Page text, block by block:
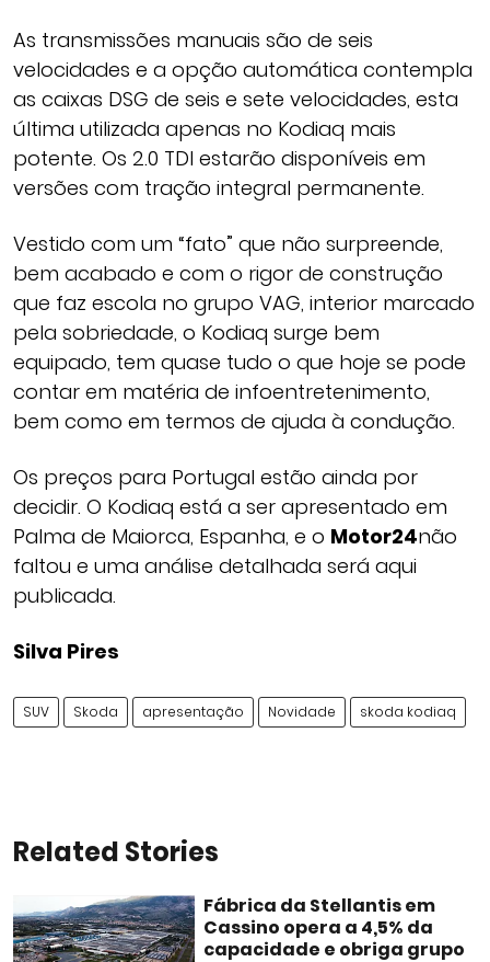
As transmissões manuais são de seis
velocidades e a opção automática contempla
as caixas DSG de seis e sete velocidades, esta
última utilizada apenas no Kodiaq mais
potente. Os 2.0 TDI estarão disponíveis em
versões com tração integral permanente.
Vestido com um “fato” que não surpreende,
bem acabado e com o rigor de construção
que faz escola no grupo VAG, interior marcado
pela sobriedade, o Kodiaq surge bem
equipado, tem quase tudo o que hoje se pode
contar em matéria de infoentretenimento,
bem como em termos de ajuda à condução.
Os preços para Portugal estão ainda por
decidir. O Kodiaq está a ser apresentado em
Palma de Maiorca, Espanha, e o Motor24não
faltou e uma análise detalhada será aqui
publicada.
Silva Pires
SUV Skoda apresentação Novidade skoda kodiaq
Related Stories
Fábrica da Stellantis em
Cassino opera a 4,5% da
capacidade e obriga grupo